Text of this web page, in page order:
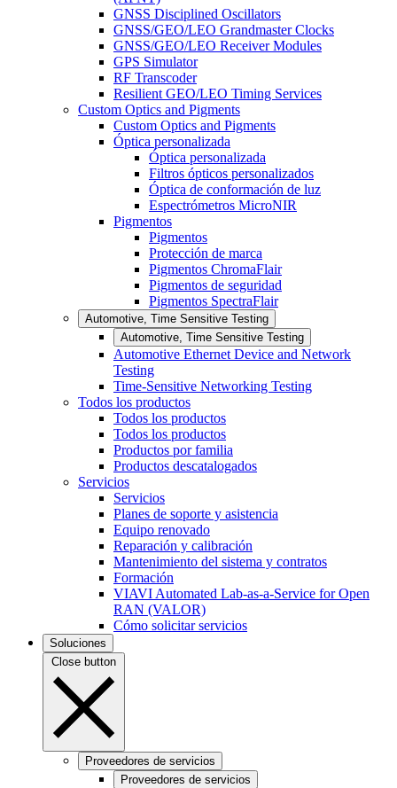
GNSS Disciplined Oscillators
GNSS/GEO/LEO Grandmaster Clocks
GNSS/GEO/LEO Receiver Modules
GPS Simulator
RF Transcoder
Resilient GEO/LEO Timing Services
Custom Optics and Pigments
Custom Optics and Pigments
Óptica personalizada
Óptica personalizada
Filtros ópticos personalizados
Óptica de conformación de luz
Espectrómetros MicroNIR
Pigmentos
Pigmentos
Protección de marca
Pigmentos ChromaFlair
Pigmentos de seguridad
Pigmentos SpectraFlair
Automotive, Time Sensitive Testing
Automotive, Time Sensitive Testing
Automotive Ethernet Device and Network
Testing
Time-Sensitive Networking Testing
Todos los productos
Todos los productos
Todos los productos
Productos por familia
Productos descatalogados
Servicios
Servicios
Planes de soporte y asistencia
Equipo renovado
Reparación y calibración
Mantenimiento del sistema y contratos
Formación
VIAVI Automated Lab-as-a-Service for Open
RAN (VALOR)
Cómo solicitar servicios
Soluciones
Close button
Proveedores de servicios
Proveedores de servicios